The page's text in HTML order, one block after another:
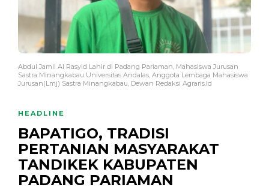
Abdul Jamil Al Rasyid Lahir di Padang Pariaman, Mahasiswa Jurusan
Sastra Minangkabau Universitas Andalas, Anggota Lembaga Mahasiswa
Jurusan(Lmj) Sastra Minangkabau, Dewan Redaksi Agraris.Id
HEADLINE
BAPATIGO, TRADISI
PERTANIAN MASYARAKAT
TANDIKEK KABUPATEN
PADANG PARIAMAN